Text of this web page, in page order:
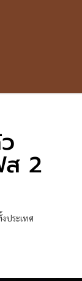
ส 2
ประเทศ